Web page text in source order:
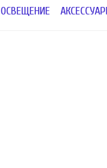
ОСВЕЩЕНИЕ